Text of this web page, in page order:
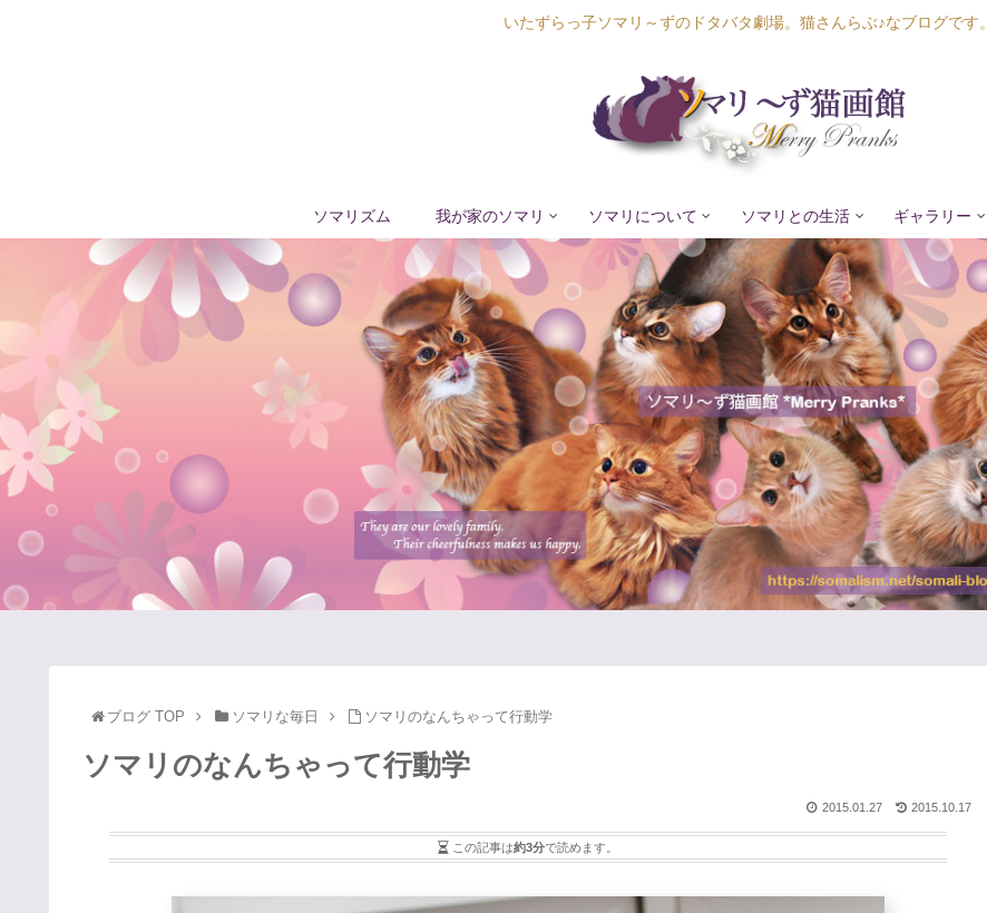
いたずらっ子ソマリ～ずのドタバタ劇場。猫さんらぶ♪なブログです。
ソマリズム 我が家のソマリ ソマリについて ソマリとの生活 ギャラリー
Lapis Luna
Lucia Lino
Lycka Leal
Laula
ブログ TOP ソマリな毎日 ソマリのなんちゃって行動学
ソマリのなんちゃって行動学
2015.10.17
2015.01.27
この記事は約3分で読めます。